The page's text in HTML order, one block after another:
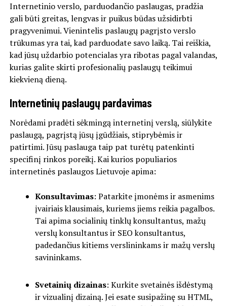
Internetinio verslo, parduodančio paslaugas, pradžia
gali būti greitas, lengvas ir puikus būdas užsidirbti
pragyvenimui. Vienintelis paslaugų pagrįsto verslo
trūkumas yra tai, kad parduodate savo laiką. Tai reiškia,
kad jūsų uždarbio potencialas yra ribotas pagal valandas,
kurias galite skirti profesionalių paslaugų teikimui
kiekvieną dieną.
Internetinių paslaugų pardavimas
Norėdami pradėti sėkmingą internetinį verslą, siūlykite
paslaugą, pagrįstą jūsų įgūdžiais, stiprybėmis ir
patirtimi. Jūsų paslauga taip pat turėtų patenkinti
specifinį rinkos poreikį. Kai kurios populiarios
internetinės paslaugos Lietuvoje apima:
Konsultavimas: Patarkite įmonėms ir asmenims
įvairiais klausimais, kuriems jiems reikia pagalbos.
Tai apima socialinių tinklų konsultantus, mažų
verslų konsultantus ir SEO konsultantus,
padedančius kitiems verslininkams ir mažų verslų
savininkams.
Svetainių dizainas: Kurkite svetainės išdėstymą
ir vizualinį dizainą. Jei esate susipažinę su HTML,